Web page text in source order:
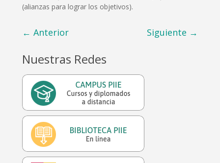
(alianzas para lograr los objetivos).
← Anterior Siguiente →
Nuestras Redes